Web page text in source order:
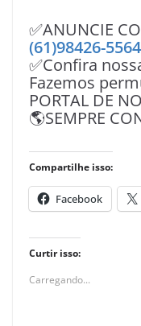
✅ANUNCIE
(61)98426-5564
✅Confira
Fazemos
PORTAL DE
🌎SEMPRE
Compartilhe isso:
Facebook
Curtir isso:
Carregando...